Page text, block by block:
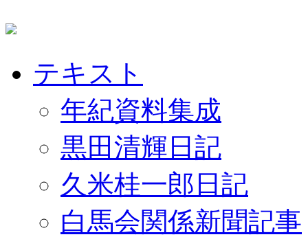
テキスト
年紀資料集成
黒田清輝日記
久米桂一郎日記
白馬会関係新聞記事